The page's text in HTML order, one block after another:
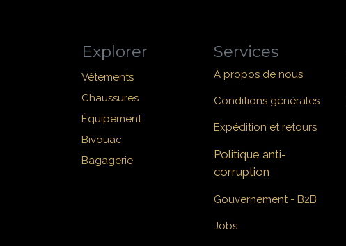
Explorer
Vêtements
Chaussures
Équipement
Bivouac
Bagagerie
Services
À propos de nous
Conditions générales
Expédition et retours
Politique anti-
corruption
Gouvernement - B2B
Jobs